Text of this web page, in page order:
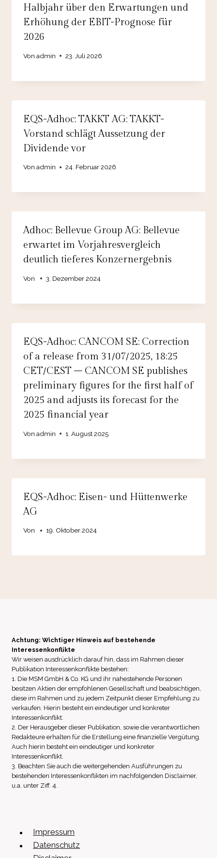
Halbjahr über den Erwartungen und
Erhöhung der EBIT-Prognose für
2026
Von admin 23. Juli 2026
EQS-Adhoc: TAKKT AG: TAKKT-
Vorstand schlägt Aussetzung der
Dividende vor
Von admin 24. Februar 2026
Adhoc: Bellevue Group AG: Bellevue
erwartet im Vorjahresvergleich
deutlich tieferes Konzernergebnis
Von 3. Dezember 2024
EQS-Adhoc: CANCOM SE: Correction
of a release from 31/07/2025, 18:25
CET/CEST – CANCOM SE publishes
preliminary figures for the first half of
2025 and adjusts its forecast for the
2025 financial year
Von admin 1. August 2025
EQS-Adhoc: Eisen- und Hüttenwerke
AG
Von 19. Oktober 2024
Achtung: Wichtiger Hinweis auf bestehende
Interessenkonflikte
Wir weisen ausdrücklich darauf hin, dass im Rahmen dieser
Publikation Interessenkonflikte bestehen:
1. Die MSM GmbH & Co. KG und ihr nahestehende Personen
besitzen Aktien der empfohlenen Gesellschaft und beabsichtigen,
diese im Rahmen und zu jedem Zeitpunkt dieser Empfehlung zu
verkaufen. Hierin besteht ein eindeutiger und konkreter
Interessenkonflikt.
2. Der Herausgeber dieser Publikation, sowie die verantwortlichen
Redakteure erhalten für die Erstellung eine finanzielle Vergütung.
Auch hierin besteht ein eindeutiger und konkreter
Interessenkonflikt.
3. Beachten Sie auch die weitergehenden Ausführungen zu
bestehenden Interessenkonflikten im nachfolgenden Disclaimer,
u.a. unter Ziff. 4.
Impressum
Datenschutz